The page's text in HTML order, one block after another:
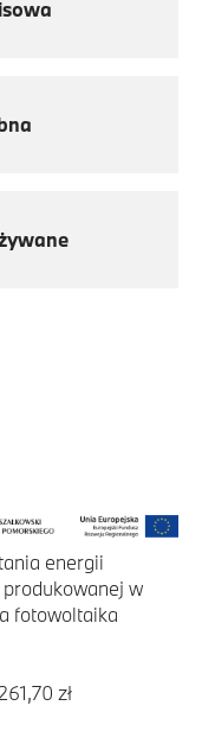
energii
produkowanej w
fotowoltaika
zł